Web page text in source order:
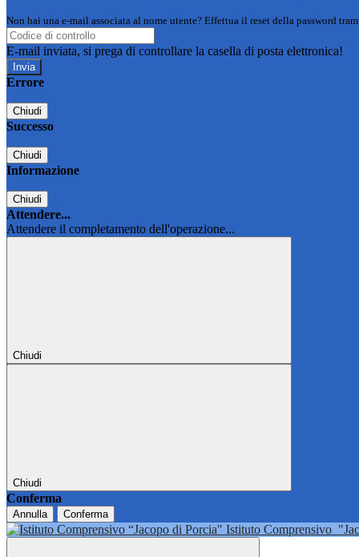
Non hai una e-mail associata al nome utente? Effettua il reset della password
E-mail inviata, si prega di controllare la casella di posta elettronica!
Errore
Chiudi
Successo
Chiudi
Informazione
Chiudi
Attendere...
Attendere il completamento dell'operazione...
Chiudi
Chiudi
Conferma
Annulla Conferma
Istituto Comprensivo